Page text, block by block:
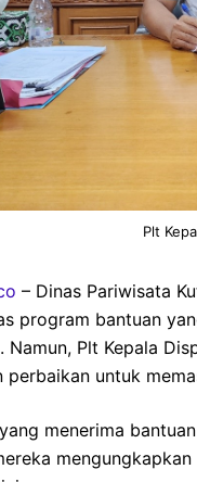
Plt
– Dinas Pariwisata
program bantuan
Namun, Plt Kepala
perbaikan untuk
menerima